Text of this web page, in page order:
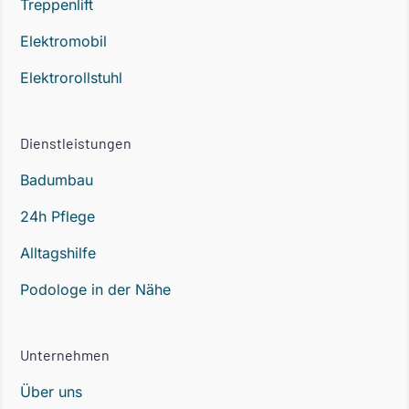
Treppenlift
Elektromobil
Elektrorollstuhl
Dienstleistungen
Badumbau
24h Pflege
Alltagshilfe
Podologe in der Nähe
Unternehmen
Über uns